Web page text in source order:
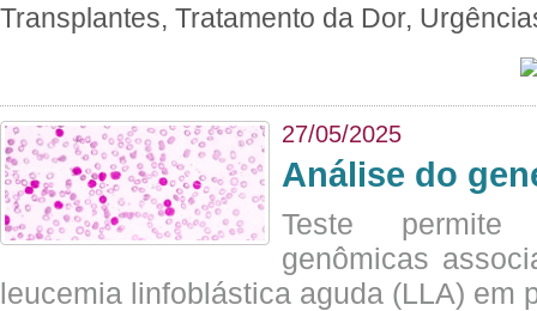
Transplantes, Tratamento da Dor,
27/05/2025
Análise do
Teste permite
genômicas
leucemia linfoblástica aguda (LLA) em